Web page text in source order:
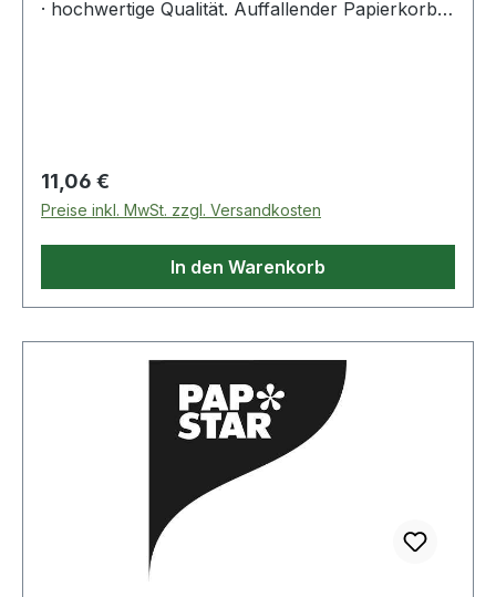
· hochwertige Qualität. Auffallender Papierkorb
Arbeitsplatz den WOW-Effekt. Glatte
Innenoberflächer für optimale und einfache
Reinigung. Mit verstärktem Rand für sicheres
Anbringen von Müllsäcken. Für die
Aufbewahrung platzsparend ineinander
stapelbar.
Regulärer Preis:
11,06 €
Preise inkl. MwSt. zzgl. Versandkosten
In den Warenkorb